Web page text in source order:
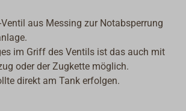
aus Messing zur Notabsperrung
im Griff des Ventils ist das auch mit
oder der Zugkette möglich.
direkt am Tank erfolgen.